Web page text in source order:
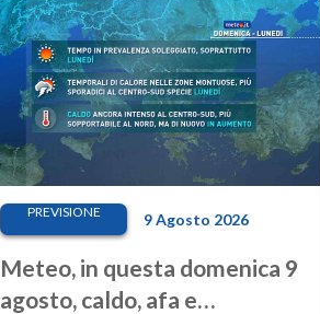
PREVISIONE 9 Agosto 2026
Meteo, in questa domenica 9
agosto, caldo, afa e